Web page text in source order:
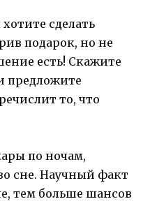
сделать
подарок, но не
есть! Скажите
предложите
то, что
по ночам,
сне. Научный факт
тем больше шансов